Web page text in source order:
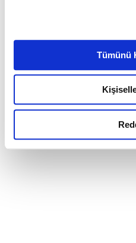
belirleyebilirsiniz. Çerezlere
Ayarlar butonuna tıklayabilir,
Metnimizi ziyaret
6698 sayılı Kişisel Verilerin
okumak ve sitemizi
gerçekleştirilen veri işleme
detaylı bilgi almak için lütfen
Tümünü